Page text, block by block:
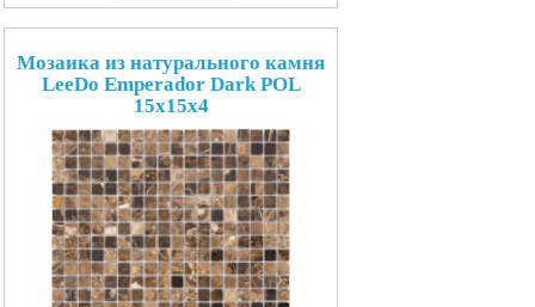
Мозаика из натурального камня
LeeDo Emperador Dark POL
15x15x4